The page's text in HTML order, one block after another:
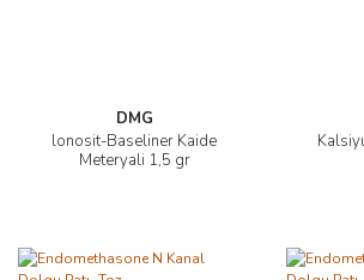
DMG
lonosit-Baseliner Kaide
Meteryali 1,5 gr